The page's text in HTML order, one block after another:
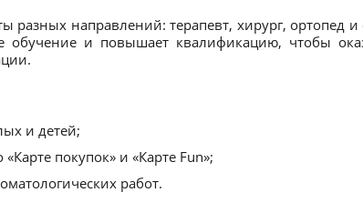
разных направлений: терапевт, хирург, ортопед
обучение и повышает квалификацию, чтобы
и детей;
покупок» и «Карте Fun»;
работ.